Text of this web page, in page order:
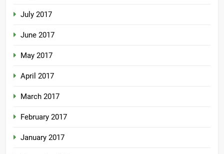
July 2017
June 2017
May 2017
April 2017
March 2017
February 2017
January 2017